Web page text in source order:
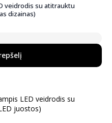
veidrodis su atitrauktu
dizainas)